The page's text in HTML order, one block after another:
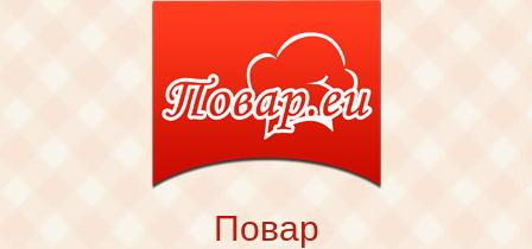
content
Повар